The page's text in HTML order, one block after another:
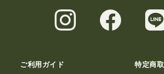
ご利用ガイド 特定商